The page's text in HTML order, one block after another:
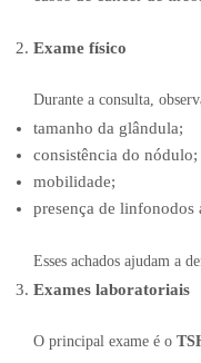
Exame físico
Durante a consulta,
tamanho da glândula;
consistência do nódulo;
mobilidade;
presença de linfonodos
Esses achados ajudam a
Exames laboratoriais
O principal exame é o